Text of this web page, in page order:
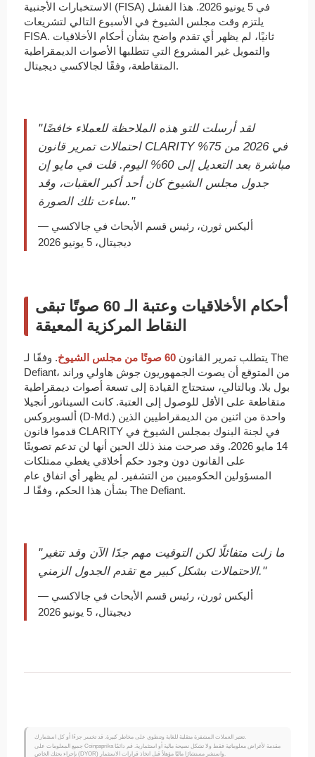
الاستخبارات الأجنبية (FISA) في 5 يونيو 2026. هذا الفشل
يلتزم وقت مجلس الشيوخ في الأسبوع التالي لتشريعات
FISA. ثانيًا، لم يظهر أي تقدم واضح بشأن أحكام الأخلاقيات
والتمويل غير المشروع التي تتطلبها الأصوات الديمقراطية
المتقاطعة، وفقًا لجالاكسي ديجيتال.
"لقد أرسلت للتو هذه الملاحظة للعملاء خافضًا
احتمالات تمرير قانون CLARITY في 2026 من 75%
مباشرة بعد التعديل إلى 60% اليوم. قلت في مايو إن
جدول مجلس الشيوخ كان أحد أكبر العقبات، وقد
ساءت تلك الصورة."
— أليكس ثورن، رئيس قسم الأبحاث في جالاكسي
ديجيتال، 5 يونيو 2026
أحكام الأخلاقيات وعتبة الـ 60 صوتًا تبقى
النقاط المركزية المعيقة
يتطلب تمرير القانون 60 صوتًا من مجلس الشيوخ
. وفقًا لـ The
Defiant، من المتوقع أن يصوت الجمهوريون جوش هاولي وراند
بول بلا. وبالتالي، ستحتاج القيادة إلى تسعة أصوات ديمقراطية
متقاطعة على الأقل للوصول إلى العتبة. كانت السيناتور أنجيلا
ألسوبروكس (D-Md.) واحدة من اثنين من الديمقراطيين الذين
قدموا قانون CLARITY في لجنة البنوك بمجلس الشيوخ في
14 مايو 2026. وقد صرحت منذ ذلك الحين أنها لن تدعم تصويتًا
على القانون دون وجود حكم أخلاقي يغطي ممتلكات
المسؤولين الحكوميين من التشفير. لم يظهر أي اتفاق عام
بشأن هذا الحكم، وفقًا لـ The Defiant.
"ما زلت متفائلًا لكن التوقيت مهم جدًا الآن وقد تتغير
الاحتمالات بشكل كبير مع تقدم الجدول الزمني."
— أليكس ثورن، رئيس قسم الأبحاث في جالاكسي
ديجيتال، 5 يونيو 2026
تعتبر العملات المشفرة متقلبة للغاية وتنطوي على مخاطر كبيرة. قد تخسر جزءًا أو كل استثمارك.
جميع المعلومات على Coinpaprika مقدمة لأغراض معلوماتية فقط ولا تشكل نصيحة مالية أو استثمارية. قم دائمًا